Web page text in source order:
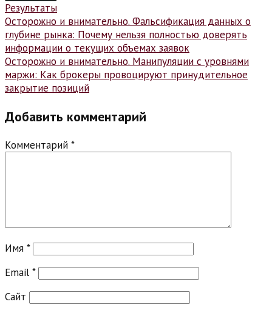
Результаты
Навигация
по
записям
Осторожно и внимательно. Фальсификация данных о
глубине рынка: Почему нельзя полностью доверять
информации о текущих объемах заявок
Осторожно и внимательно. Манипуляции с уровнями
маржи: Как брокеры провоцируют принудительное
закрытие позиций
Добавить комментарий
Комментарий *
Имя *
Email *
Сайт